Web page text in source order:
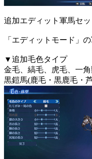
追加エディット軍馬セッ
「エディットモード」
▼追加毛色タイプ
金毛、縞毛、虎毛、一
黒鎧馬(鹿毛・黒鹿毛・